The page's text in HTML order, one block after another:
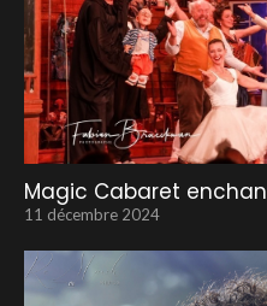
Magic Cabaret
11 décembre 2024